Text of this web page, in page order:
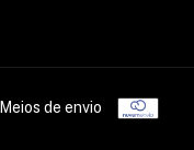
Meios de envio